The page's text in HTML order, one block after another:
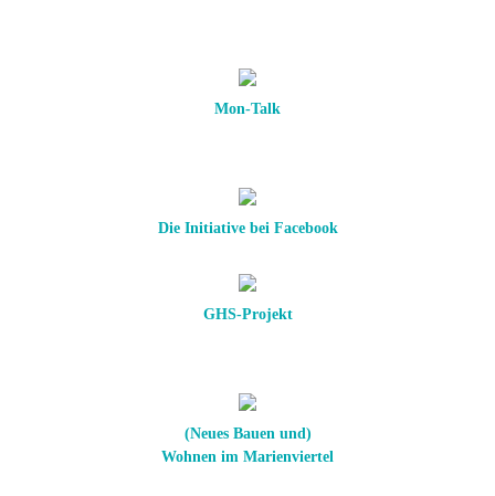
Mon-Talk
Die Initiative bei Facebook
GHS-Projekt
(Neues Bauen und)
Wohnen im Marienviertel